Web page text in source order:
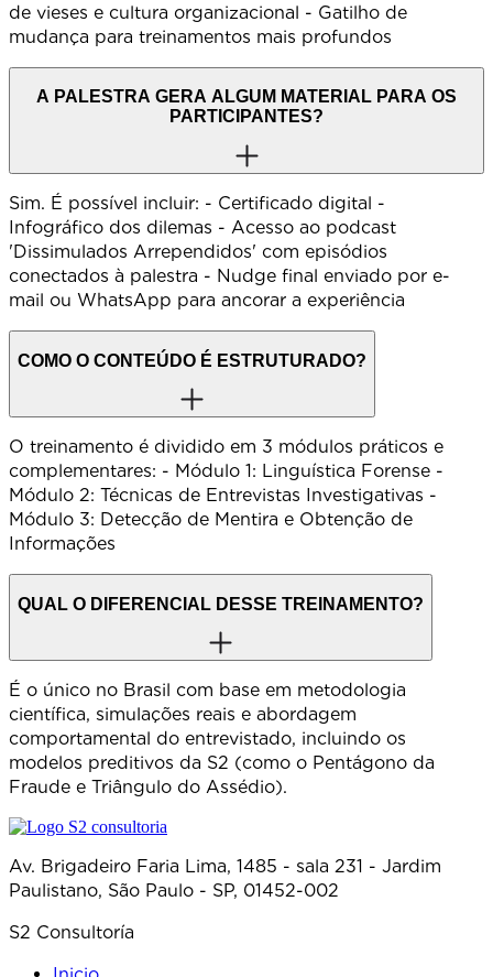
de vieses e cultura organizacional - Gatilho de
mudança para treinamentos mais profundos
A PALESTRA GERA ALGUM MATERIAL PARA OS
PARTICIPANTES?
Sim. É possível incluir: - Certificado digital -
Infográfico dos dilemas - Acesso ao podcast
'Dissimulados Arrependidos' com episódios
conectados à palestra - Nudge final enviado por e-
mail ou WhatsApp para ancorar a experiência
COMO O CONTEÚDO É ESTRUTURADO?
O treinamento é dividido em 3 módulos práticos e
complementares: - Módulo 1: Linguística Forense -
Módulo 2: Técnicas de Entrevistas Investigativas -
Módulo 3: Detecção de Mentira e Obtenção de
Informações
QUAL O DIFERENCIAL DESSE TREINAMENTO?
É o único no Brasil com base em metodologia
científica, simulações reais e abordagem
comportamental do entrevistado, incluindo os
modelos preditivos da S2 (como o Pentágono da
Fraude e Triângulo do Assédio).
Av. Brigadeiro Faria Lima, 1485 - sala 231 - Jardim
Paulistano, São Paulo - SP, 01452-002
S2 Consultoría